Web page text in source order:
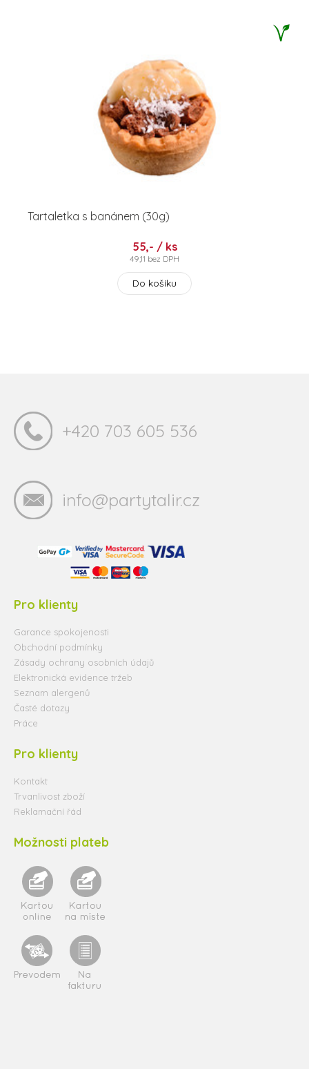
Tartaletka s banánem (30g)
55,- / ks
49,11 bez DPH
Do košíku
+420 703 605 536
info@partytalir.cz
Pro klienty
Garance spokojenosti
Obchodní podmínky
Zásady ochrany osobních údajů
Elektronická evidence tržeb
Seznam alergenů
Časté dotazy
Práce
Pro klienty
Kontakt
Trvanlivost zboží
Reklamační řád
Možnosti plateb